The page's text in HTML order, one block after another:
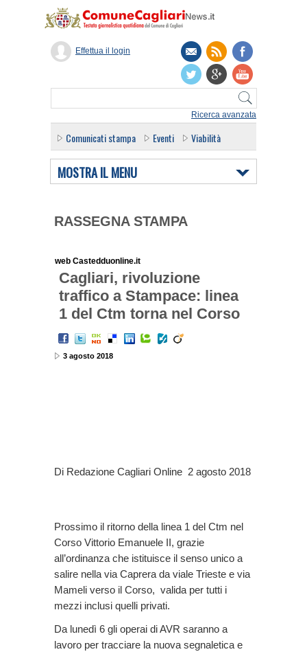
Ricerca avanzata
Effettua il login
Comunicati stampa Eventi Viabilità
MOSTRA IL MENU
RASSEGNA STAMPA
web Castedduonline.it
Cagliari, rivoluzione
traffico a Stampace: linea
1 del Ctm torna nel Corso
3 agosto 2018
Di Redazione Cagliari Online 2 agosto 2018
Prossimo il ritorno della linea 1 del Ctm nel
Corso Vittorio Emanuele II, grazie
all’ordinanza che istituisce il senso unico a
salire nella via Caprera da viale Trieste e via
Mameli verso il Corso, valida per tutti i
mezzi inclusi quelli privati.
Da lunedì 6 gli operai di AVR saranno a
lavoro per tracciare la nuova segnaletica e